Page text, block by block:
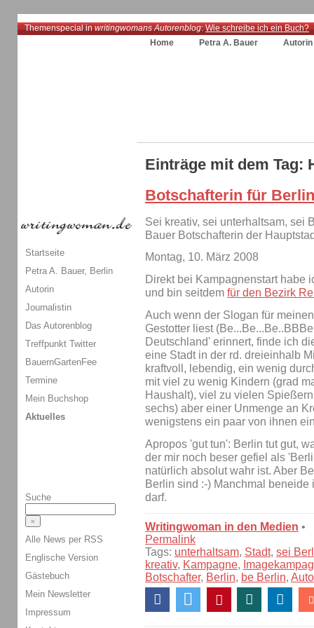
Themenspecial inwritingwomans Autorenblog:Wie schreibe ich ein Buch?
Home
Petra A. Bauer Autorin
Einträge mit dem Tag:
Botschafterin für Berlin
Sei kreativ, sei unterhaltsam, sei
Bauer Botschafterin der
Montag, 10. März 2008
Direkt bei Kampagnenstart habe
und bin seitdem für den Bezirk
Auch wenn der Slogan für
Gestotter liest
Deutschland' erinnert, finde ich
eine Stadt in der rd. dreieinhalb
kraftvoll, lebendig, ein wenig
mit viel zu wenig Kindern (grad
Haushalt), viel zu vielen
sechs) aber einer Unmenge an
wenigstens ein paar von ihnen
Apropos 'gut tun': Berlin tut gut,
der mir noch beser gefiel als
natürlich absolut wahr ist. Aber
Berlin sind :-) Manchmal
darf.
Writingwoman in den Medien •
Permalink
Tags: unterhaltsam, Stadt, sei
kreativ, Kampagne,
Botschafter, Berlin, be Berlin,
Startseite
Petra A. Bauer, Berlin
Autorin
Journalistin
Das Autorenblog
Treffpunkt Twitter
BauernGartenFee
Termine
Mein Buchshop
Aktuelles
Suche
Alle News per RSS
Englische Version
Gästebuch
Mein Newsletter
Impressum